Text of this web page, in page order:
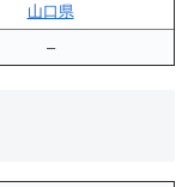
山口県
–